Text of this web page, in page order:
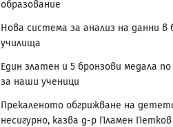
образование
Нова система за анализ на данни в
училища
Един златен и 5 бронзови медала
за наши ученици
Прекаленото обгрижване на
несигурно, казва д-р Пламен Петков